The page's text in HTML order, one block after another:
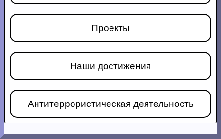
Проекты
Наши достижения
Антитеррористическая деятельность